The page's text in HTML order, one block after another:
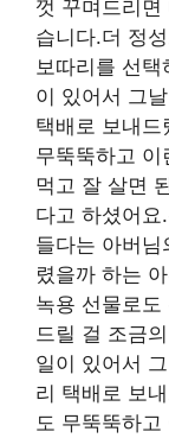
껏 꾸며드리
습니다.더 정
보따리를 선
이 있어서 그
택배로 보내드
무뚝뚝하고
먹고 잘 살면
다고 하셨어
들다는 아버
렸을까 하는
녹용 선물로
드릴 걸 조금
일이 있어서
리 택배로 보
도 무뚝뚝하